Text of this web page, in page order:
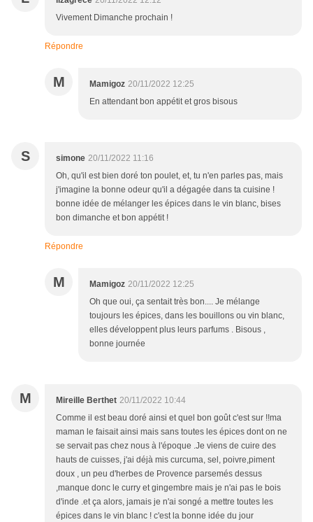
Vivement Dimanche prochain !
Répondre
M Mamigoz 20/11/2022 12:25
En attendant bon appétit et gros bisous
S simone 20/11/2022 11:16
Oh, qu'il est bien doré ton poulet, et, tu n'en parles pas, mais
j'imagine la bonne odeur qu'il a dégagée dans ta cuisine !
bonne idée de mélanger les épices dans le vin blanc, bises
bon dimanche et bon appétit !
Répondre
M Mamigoz 20/11/2022 12:25
Oh que oui, ça sentait très bon.... Je mélange
toujours les épices, dans les bouillons ou vin blanc,
elles développent plus leurs parfums . Bisous ,
bonne journée
M Mireille Berthet 20/11/2022 10:44
Comme il est beau doré ainsi et quel bon goût c'est sur !!ma
maman le faisait ainsi mais sans toutes les épices dont on ne
se servait pas chez nous à l'époque .Je viens de cuire des
hauts de cuisses, j'ai déjà mis curcuma, sel, poivre,piment
doux , un peu d'herbes de Provence parsemés dessus
,manque donc le curry et gingembre mais je n'ai pas le bois
d'inde .et ça alors, jamais je n'ai songé a mettre toutes les
épices dans le vin blanc ! c'est la bonne idée du jour